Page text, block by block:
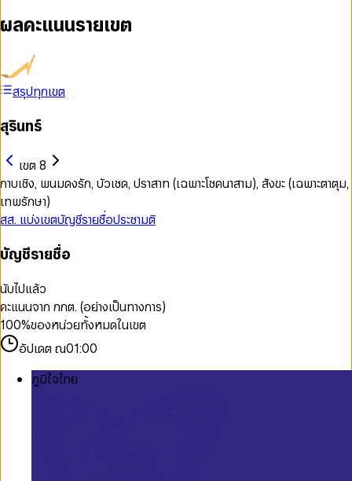
ผลคะแนนรายเขต
สรุปทุกเขต
สุรินทร์
เขต 8
กาบเชิง, พนมดงรัก, บัวเชด, ปราสาท (เฉพาะโชคนาสาม), สังขะ (เฉพาะตาตุม,
เทพรักษา)
สส. แบ่งเขตบัญชีรายชื่อประชามติ
บัญชีรายชื่อ
นับไปแล้ว
คะแนนจาก กกต. (อย่างเป็นทางการ)
100%ของหน่วยทั้งหมดในเขต
อัปเดต ณ01:00
ภูมิใจไทย